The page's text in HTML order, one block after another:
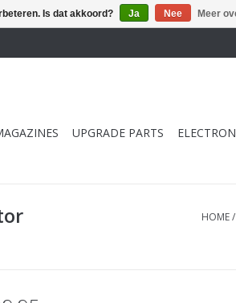
UPGRADE PARTS
HOME/
Is dat akkoord? Ja Nee Meer